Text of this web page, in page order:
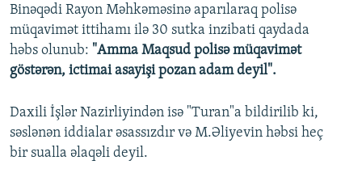
Binəqədi Rayon Məhkəməsinə aparılaraq polisə
müqavimət ittihamı ilə 30 sutka inzibati qaydada
həbs olunub: "Amma Maqsud polisə müqavimət
göstərən, ictimai asayişi pozan adam deyil".
Daxili İşlər Nazirliyindən isə "Turan"a bildirilib ki,
səslənən iddialar əsassızdır və M.Əliyevin həbsi heç
bir sualla əlaqəli deyil.